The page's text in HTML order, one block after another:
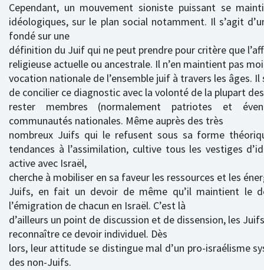
Cependant, un mouvement sioniste puissant se
idéologiques, sur le plan social notamment. Il s’agit
fondé sur une
définition du Juif qui ne peut prendre pour critère que
religieuse actuelle ou ancestrale. Il n’en maintient pas
vocation nationale de l’ensemble juif à travers les âges. Il
de concilier ce diagnostic avec la volonté de la plupart
rester membres (normalement patriotes et
communautés nationales. Même auprès des très
nombreux Juifs qui le refusent sous sa forme
tendances à l’assimilation, cultive tous les vestiges
active avec Israël,
cherche à mobiliser en sa faveur les ressources et les
Juifs, en fait un devoir de même qu’il maintient le
l’émigration de chacun en Israël. C’est là
d’ailleurs un point de discussion et de dissension, les
reconnaître ce devoir individuel. Dès
lors, leur attitude se distingue mal d’un pro-israélisme
des non-Juifs.